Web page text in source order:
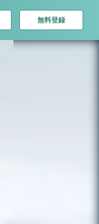
無料登録